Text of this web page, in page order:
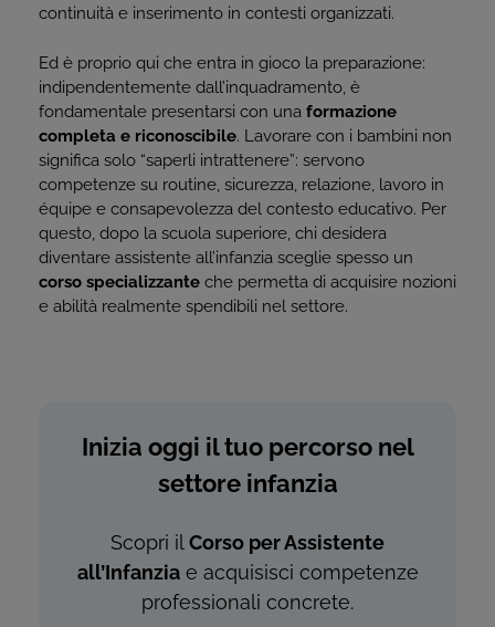
continuità e inserimento in contesti organizzati.
Ed è proprio qui che entra in gioco la preparazione:
indipendentemente dall’inquadramento, è
fondamentale presentarsi con una formazione
completa e riconoscibile. Lavorare con i bambini non
significa solo “saperli intrattenere”: servono
competenze su routine, sicurezza, relazione, lavoro in
équipe e consapevolezza del contesto educativo. Per
questo, dopo la scuola superiore, chi desidera
diventare assistente all’infanzia sceglie spesso un
corso specializzante che permetta di acquisire nozioni
e abilità realmente spendibili nel settore.
Inizia oggi il tuo percorso nel
settore infanzia
Scopri il Corso per Assistente
all’Infanziae acquisisci competenze
professionali concrete.